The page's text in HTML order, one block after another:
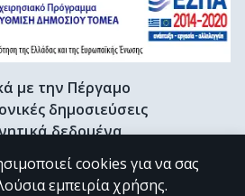
με την Πέργαμο
δημοσιεύσεις
δεδομένα
& Γκρίζα βιβλιογραφία
Ερευνητή
cookies για να σας
εμπειρία χρήσης.